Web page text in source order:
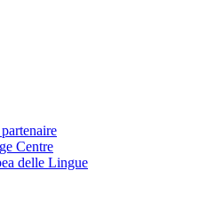
Centre
delle Lingue